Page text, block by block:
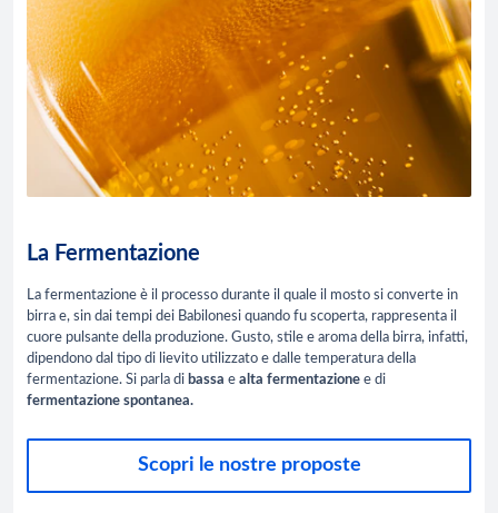
La Fermentazione
La fermentazione è il processo durante il quale il mosto si converte in
birra e, sin dai tempi dei Babilonesi quando fu scoperta, rappresenta il
cuore pulsante della produzione. Gusto, stile e aroma della birra, infatti,
dipendono dal tipo di lievito utilizzato e dalle temperatura della
fermentazione. Si parla di bassa e alta fermentazione e di
fermentazione spontanea.
Scopri le nostre proposte